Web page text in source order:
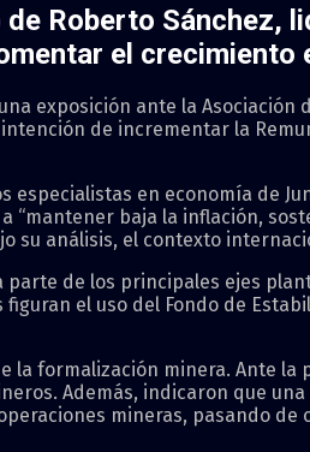
Roberto Sánchez,
el crecimiento
exposición ante la Asociación
de incrementar la
especialistas en economía de
“mantener baja la inflación,
su análisis, el contexto
de los principales ejes
el uso del Fondo de
la formalización minera. Ante
Además, indicaron que
mineras, pasando de